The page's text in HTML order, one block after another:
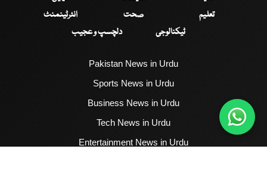
تعلیم
صحت
انٹرٹینمنٹ
ٹیکنالوجی
دلچسپ و عجیب
Pakistan News in Urdu
Sports News in Urdu
Business News in Urdu
Tech News in Urdu
Entertainment News in Urdu